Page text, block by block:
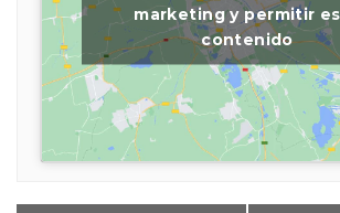
marketing y permitir
contenido